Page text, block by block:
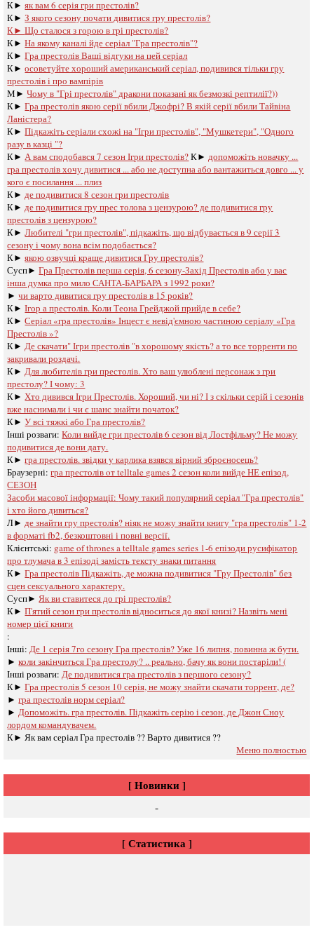
К►як вам 6 серія гри престолів?
К►З якого сезону почати дивитися гру престолів?
К►Що сталося з горою в грі престолів?
К►На якому каналі йде серіал "Гра престолів"?
К►Гра престолів Ваші відгуки на цей серіал
К►осоветуйте хороший американський серіал, подивився тільки гру
престолів і про вампірів
М►Чому в "Грі престолів" дракони показані як безмозкі рептилії?))
К►Гра престолів якою серії вбили Джофрі? В якій серії вбили Тайвіна
Ланістера?
К►Підкажіть серіали схожі на "Ігри престолів", "Мушкетери", "Одного
разу в казці "?
К► А вам сподобався 7 сезон Ігри престолів?К► допоможіть новачку ...
гра престолів хочу дивитися ... або не доступна або вантажиться довго ... у
кого є посилання ... плиз
К► де подивитися 8 сезон гри престолів
К► де подивитися гру прес толова з цензурою? де подивитися гру
престолів з цензурою?
К►Любителі "гри престолів", підкажіть, що відбувається в 9 серії 3
сезону і чому вона всім подобається?
К►якою озвучці краще дивитися Гру престолів?
Сусп►Гра Престолів перша серія, 6 сезону-Захід Престолів або у вас
інша думка про мило САНТА-БАРБАРА з 1992 роки?
►чи варто дивитися гру престолів в 15 років?
К►Ігор а престолів. Коли Теона Грейджой прийде в себе?
К►Серіал «гра престолів» Інцест є невід'ємною частиною серіалу «Гра
Престолів »?
К► Де скачати" Ігри престолів "в хорошому якість? а то все торренти по
закривали роздачі.
К► Для любителів гри престолів. Хто ваш улюблені персонаж з гри
престолу? І чому: 3
К► Хто дивився Ігри Престолів. Хороший, чи ні? І з скільки серій і сезонів
вже наснимали і чи є шанс знайти початок?
К►У всі тяжкі або Гра престолів?
Інші розваги: ​​Коли вийде гри престолів 6 сезон від Лостфільму? Не можу
подивитися де вони дату.
К►гра престолів. звідки у карлика взявся вірний зброєносець?
Браузерні:гра престолів oт telltale games 2 сезон коли вийде НЕ епізод,
СЕЗОН
Засоби масової інформації:Чому такий популярний серіал "Гра престолів"
і хто його дивиться?
Л► де знайти гру престолів? ніяк не можу знайти книгу "гра престолів" 1-2
в форматі fb2, безкоштовні і повні версії.
Клієнтські: game of thrones a telltale games series 1-6 епізоди русифікатор
про тлумача в 3 епізоді замість тексту знаки питання
К►Гра престолів Підкажіть, де можна подивитися "Гру Престолів" без
сцен сексуального характеру.
Сусп► Як ви ставитеся до грі престолів?
К►П'ятий сезон гри престолів відноситься до якої книзі? Назвіть мені
номер цієї книги
:
Інші: Де 1 серія 7го сезону Гра престолів? Уже 16 липня, повинна ж бути.
►коли закінчиться Гра престолу? .. реально, бачу як вони постаріли! (
Інші розваги: ​​ Де подивитися гра престолів з першого сезону?
К►Гра престолів 5 сезон 10 серія, не можу знайти скачати торрент, де?
►гра престолів норм серіал?
► Допоможіть. гра престолів. Підкажіть серію і сезон, де Джон Сноу
лордом командувачем.
К► Як вам серіал Гра престолів ?? Варто дивитися ??
Меню полностью
[ Новинки ]
-
[ Статистика ]